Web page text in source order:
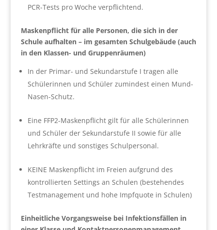
PCR-Tests pro Woche verpflichtend.
Maskenpflicht für alle Personen, die sich in der
Schule aufhalten – im gesamten Schulgebäude (auch
in den Klassen- und Gruppenräumen)
In der Primar- und Sekundarstufe I tragen alle
Schülerinnen und Schüler zumindest einen Mund-
Nasen-Schutz.
Eine FFP2-Maskenpflicht gilt für alle Schülerinnen
und Schüler der Sekundarstufe II sowie für alle
Lehrkräfte und sonstiges Schulpersonal.
KEINE Maskenpflicht im Freien aufgrund des
kontrollierten Settings an Schulen (bestehendes
Testmanagement und hohe Impfquote in Schulen)
Einheitliche Vorgangsweise bei Infektionsfällen in